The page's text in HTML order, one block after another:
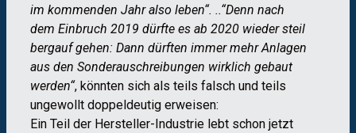
im kommenden Jahr also leben“. ..“Denn nach
dem Einbruch 2019 dürfte es ab 2020 wieder steil
bergauf gehen: Dann dürften immer mehr Anlagen
aus den Sonderauschreibungen wirklich gebaut
werden“, könnten sich als teils falsch und teils
ungewollt doppeldeutig erweisen:
Ein Teil der Hersteller-Industrie lebt schon jetzt